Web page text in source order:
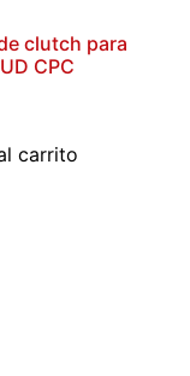
clutch para
CPC
carrito